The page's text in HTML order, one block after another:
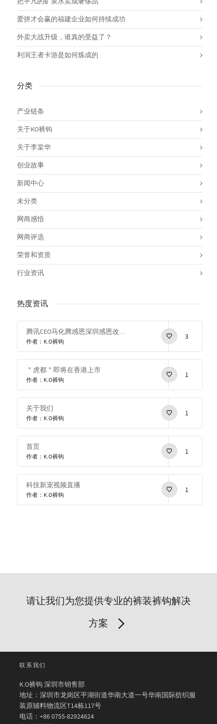
爱拼才会赢的福建企业如何持续成功
外卖大战升级，谁真的受益了？
利润王者卡游是如何炼成的
分类
产业链条
关于KO裤钩
关于李棠华
创业故事
新闻中心
未分类
网商感悟
网商评选
荣誉和资质
行业资讯
热度资讯
腾讯CEO马化腾感恩深圳感恩改革开放
作者：K.O裤钩
3
＂虎都＂即将在香港上市
作者：K.O裤钩
1
关于我们
作者：K.O裤钩
1
首页
作者：K.O裤钩
1
科技新宠视频直播
作者：K.O裤钩
1
请让我们为您提供专业的裤装裤钩解决
方案
联系我们
K.O裤钩 深圳市销售部
地址：深圳市龙岗区平湖街道华南大道一号华南国际纺织服
装原辅料物流区T14栋117号
电话：+86 0755-82924624